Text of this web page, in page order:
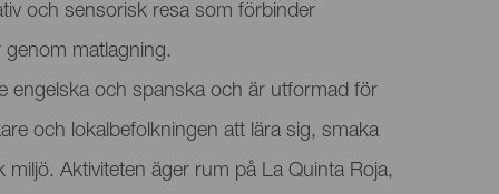
och sensorisk resa som förbinder
genom matlagning.
engelska och spanska och är utformad för
och lokalbefolkningen att lära sig, smaka
Aktiviteten äger rum på La Quinta Roja,